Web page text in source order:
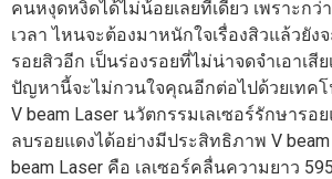
คนหงุดหงิดได้ไม่น้อยเลยทีเดียว เพราะกว่
เวลา ไหนจะต้องมาหนักใจเรื่องสิวแล้วยัง
รอยสิวอีก เป็นร่องรอยที่ไม่น่าจดจำเอาเสี
ปัญหานี้จะไม่กวนใจคุณอีกต่อไปด้วยเทคโ
V beam Laser นวัตกรรมเลเซอร์รักษาร
ลบรอยแดงได้อย่างมีประสิทธิภาพ V
beam Laser คือ เลเซอร์คลื่นความยาว